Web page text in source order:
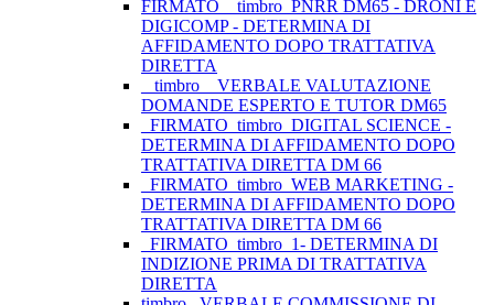
FIRMATO__timbro_PNRR DM65 - DRONI E
DIGICOMP - DETERMINA DI
AFFIDAMENTO DOPO TRATTATIVA
DIRETTA
_ timbro _ VERBALE VALUTAZIONE
DOMANDE ESPERTO E TUTOR DM65
_FIRMATO_timbro_DIGITAL SCIENCE -
DETERMINA DI AFFIDAMENTO DOPO
TRATTATIVA DIRETTA DM 66
_FIRMATO_timbro_WEB MARKETING -
DETERMINA DI AFFIDAMENTO DOPO
TRATTATIVA DIRETTA DM 66
_FIRMATO_timbro_1- DETERMINA DI
INDIZIONE PRIMA DI TRATTATIVA
DIRETTA